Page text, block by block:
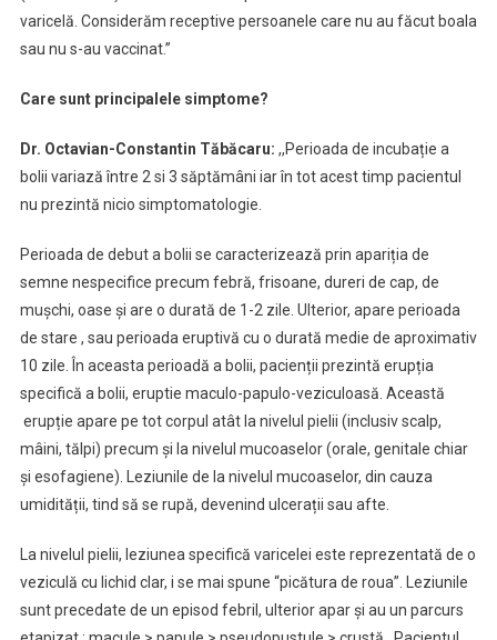
varicelă. Considerăm receptive persoanele care nu au făcut boala
sau nu s-au vaccinat.”
Care sunt principalele simptome?
Dr. Octavian-Constantin Tăbăcaru: ,,Perioada de incubație a
bolii variază între 2 si 3 săptămâni iar în tot acest timp pacientul
nu prezintă nicio simptomatologie.
Perioada de debut a bolii se caracterizează prin apariția de
semne nespecifice precum febră, frisoane, dureri de cap, de
mușchi, oase și are o durată de 1-2 zile. Ulterior, apare perioada
de stare , sau perioada eruptivă cu o durată medie de aproximativ
10 zile. În aceasta perioadă a bolii, pacienții prezintă erupția
specifică a bolii, eruptie maculo-papulo-veziculoasă. Această
erupție apare pe tot corpul atât la nivelul pielii (inclusiv scalp,
mâini, tălpi) precum și la nivelul mucoaselor (orale, genitale chiar
și esofagiene). Leziunile de la nivelul mucoaselor, din cauza
umidității, tind să se rupă, devenind ulcerații sau afte.
La nivelul pielii, leziunea specifică varicelei este reprezentată de o
veziculă cu lichid clar, i se mai spune “picătura de roua”. Leziunile
sunt precedate de un episod febril, ulterior apar și au un parcurs